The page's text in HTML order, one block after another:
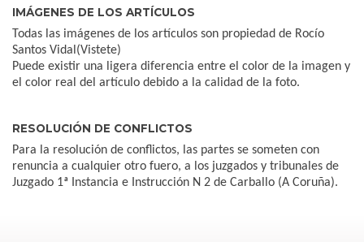
IMÁGENES DE LOS ARTÍCULOS
Todas las imágenes de los artículos son propiedad de Rocío
Santos Vidal(Vistete)
Puede existir una ligera diferencia entre el color de la imagen y
el color real del artículo debido a la calidad de la foto.
RESOLUCIÓN DE CONFLICTOS
Para la resolución de conflictos, las partes se someten con
renuncia a cualquier otro fuero, a los juzgados y tribunales de
Juzgado 1ª Instancia e Instrucción N 2 de Carballo (A Coruña).